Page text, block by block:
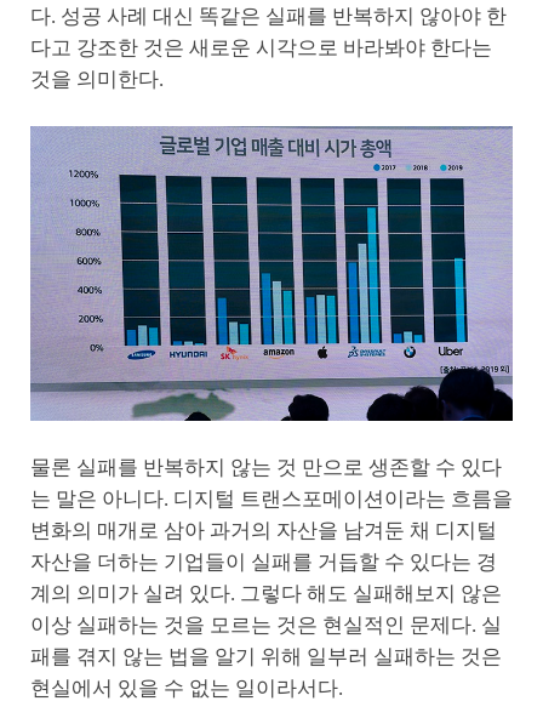
다. 성공 사례 대신 똑같은 실패를 반복하지 않아야 한
다고 강조한 것은 새로운 시각으로 바라봐야 한다는
것을 의미한다.
물론 실패를 반복하지 않는 것 만으로 생존할 수 있다
는 말은 아니다. 디지털 트랜스포메이션이라는 흐름을
변화의 매개로 삼아 과거의 자산을 남겨둔 채 디지털
자산을 더하는 기업들이 실패를 거듭할 수 있다는 경
계의 의미가 실려 있다. 그렇다 해도 실패해보지 않은
이상 실패하는 것을 모르는 것은 현실적인 문제다. 실
패를 겪지 않는 법을 알기 위해 일부러 실패하는 것은
현실에서 있을 수 없는 일이라서다.